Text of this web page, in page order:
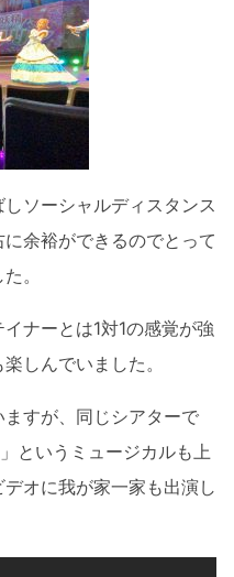
ソーシャルディスタンス
余裕ができるのでとって
。
ナーとは1対1の感覚が強
しんでいました。
すが、同じシアターで
というミュージカルも上
オに我が家一家も出演し